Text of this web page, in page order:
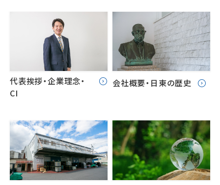
代表挨拶・企業理念・
CI
会社概要・日東の歴史